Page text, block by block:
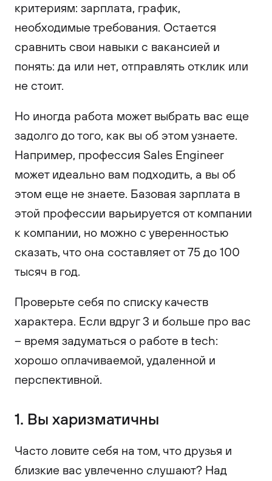
критериям: зарплата, график,
необходимые требования. Остается
сравнить свои навыки с вакансией и
понять: да или нет, отправлять отклик или
не стоит.
Но иногда работа может выбрать вас еще
задолго до того, как вы об этом узнаете.
Например, профессия Sales Engineer
может идеально вам подходить, а вы об
этом еще не знаете. Базовая зарплата в
этой профессии варьируется от компании
к компании, но можно с уверенностью
сказать, что она составляет от 75 до 100
тысяч в год.
Проверьте себя по списку качеств
характера. Если вдруг 3 и больше про вас
– время задуматься о работе в tech:
хорошо оплачиваемой, удаленной и
перспективной.
1. Вы харизматичны
Часто ловите себя на том, что друзья и
близкие вас увлеченно слушают? Над